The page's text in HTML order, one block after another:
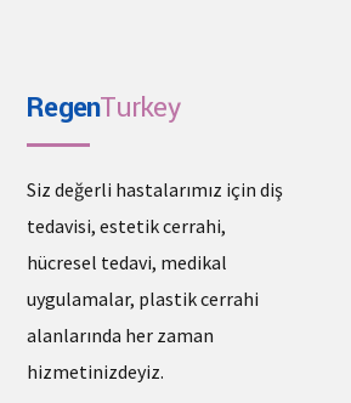
RegenTurkey
Siz değerli hastalarımız için diş
tedavisi, estetik cerrahi,
hücresel tedavi, medikal
uygulamalar, plastik cerrahi
alanlarında her zaman
hizmetinizdeyiz.